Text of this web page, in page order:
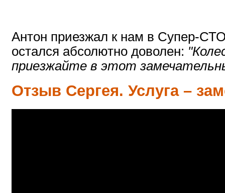
Антон приезжал к нам в Супер-
остался абсолютно доволен:
приезжайте в этот
Отзыв Сергея. Услуга –